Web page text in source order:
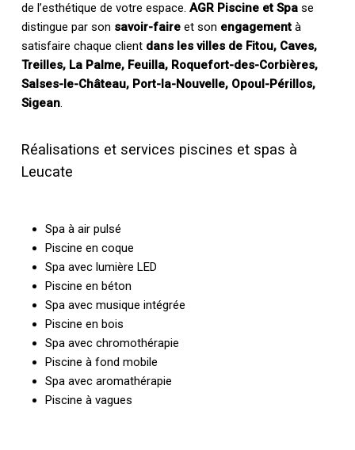
de l’esthétique de votre espace. AGR Piscine et Spase
distingue par son savoir-faireet son engagementà
satisfaire chaque client dans les villes de Fitou, Caves,
Treilles, La Palme, Feuilla, Roquefort-des-Corbières,
Salses-le-Château, Port-la-Nouvelle, Opoul-Périllos,
Sigean.
Réalisations et services piscines et spas à
Leucate
Spa à air pulsé
Piscine en coque
Spa avec lumière LED
Piscine en béton
Spa avec musique intégrée
Piscine en bois
Spa avec chromothérapie
Piscine à fond mobile
Spa avec aromathérapie
Piscine à vagues